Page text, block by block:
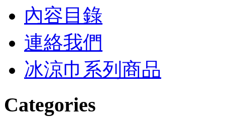
內容目錄
連絡我們
冰涼巾系列商品
Categories